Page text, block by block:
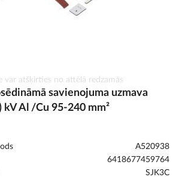
var atšķirties no attēlā redzamās
savienojuma uzmava
kV Al /Cu 95-240 mm²
A520938
6418677459764
SJK3C